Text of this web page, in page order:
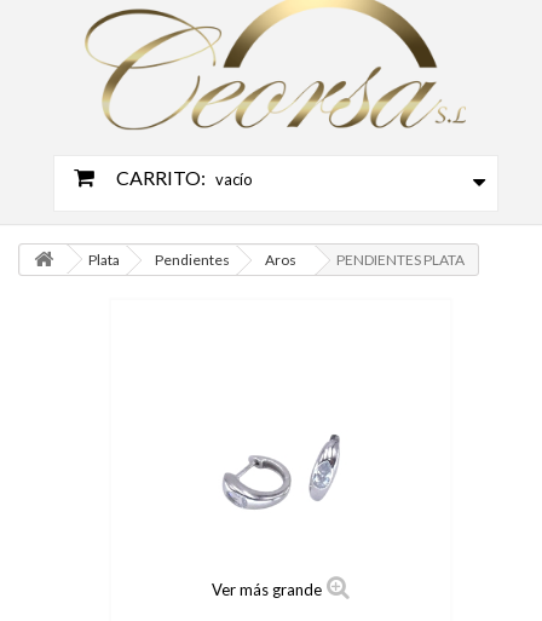
CARRITO: vacío
Plata Pendientes Aros PENDIENTES PLATA
Ver más grande